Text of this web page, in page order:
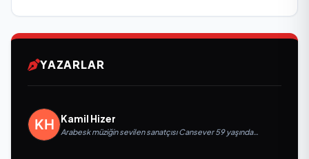
YAZARLAR
Kamil Hizer
Arabesk müziğin sevilen sanatçısı Cansever 59 yaşında